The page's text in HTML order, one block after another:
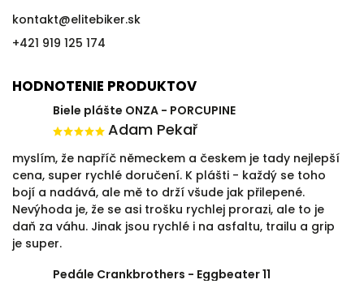
kontakt@elitebiker.sk
+421 919 125 174
HODNOTENIE PRODUKTOV
Biele plášte ONZA - PORCUPINE
Adam Pekař
myslím, že napříč německem a českem je tady nejlepší
cena, super rychlé doručení. K plášti - každý se toho
bojí a nadává, ale mě to drží všude jak přilepené.
Nevýhoda je, že se asi trošku rychlej prorazi, ale to je
daň za váhu. Jinak jsou rychlé i na asfaltu, trailu a grip
je super.
Pedále Crankbrothers - Eggbeater 11